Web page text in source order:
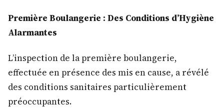
Première Boulangerie : Des Conditions d’Hygiène
Alarmantes
L’inspection de la première boulangerie,
effectuée en présence des mis en cause, a révélé
des conditions sanitaires particulièrement
préoccupantes.